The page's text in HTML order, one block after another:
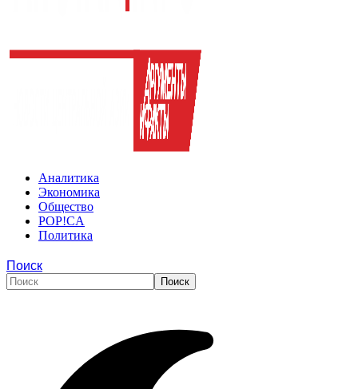
Аналитика
Экономика
Общество
POP!CA
Политика
Поиск